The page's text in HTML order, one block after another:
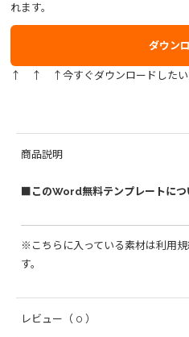
れます。
ダウン
↑ ↑ ↑今すぐダウンロードしたい
商品説明
■このWord無料テンプレートにつ
※こちらに入っている素材は利用
す。
レビュー （ 0 ）